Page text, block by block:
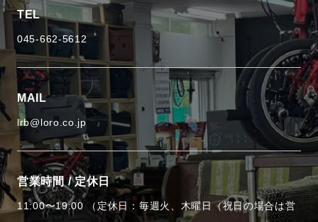
TEL
045-662-5612
MAIL
lrb@loro.co.jp
営業時間 / 定休日
11:00〜19:00 （定休日：毎週火、木曜日（祝日の場合は営